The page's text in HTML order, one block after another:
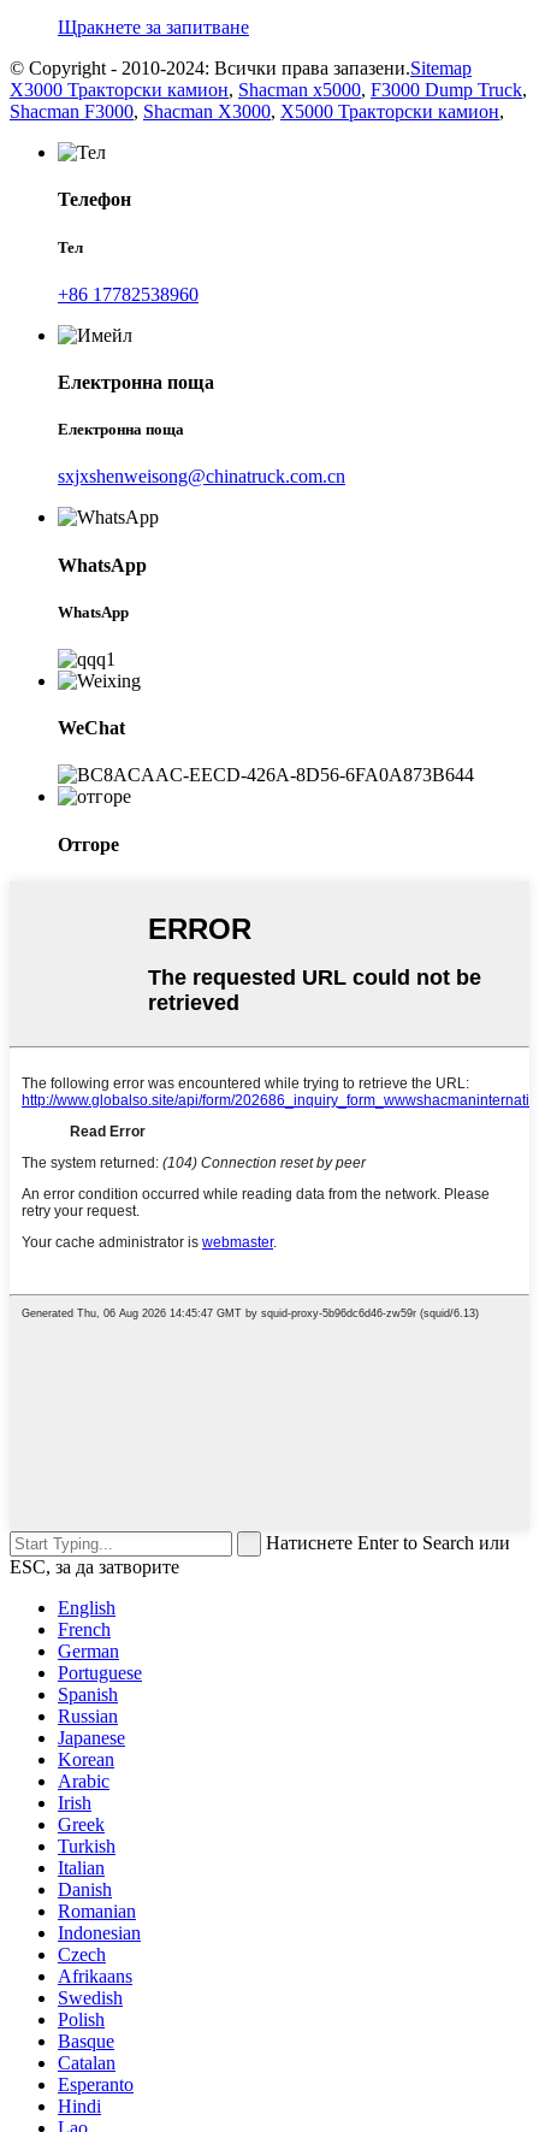
Щракнете за запитване
© Copyright - 2010-2024: Всички права запазени.Sitemap
X3000 Тракторски камион, Shacman x5000, F3000 Dump Truck,
Shacman F3000, Shacman X3000, X5000 Тракторски камион,
Телефон
Тел
+86 17782538960
Електронна поща
Електронна поща
sxjxshenweisong@chinatruck.com.cn
WhatsApp
WhatsApp
WeChat
Отгоре
Натиснете Enter to Search или
ESC, за да затворите
English
French
German
Portuguese
Spanish
Russian
Japanese
Korean
Arabic
Irish
Greek
Turkish
Italian
Danish
Romanian
Indonesian
Czech
Afrikaans
Swedish
Polish
Basque
Catalan
Esperanto
Hindi
Lao